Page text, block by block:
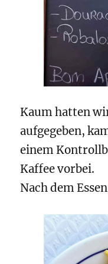
Kaum hatten
aufgegeben,
einem
Kaffee vorbei.
Nach dem Essen